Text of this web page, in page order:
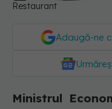
Restaurant
Adaugă-ne
Ministrul